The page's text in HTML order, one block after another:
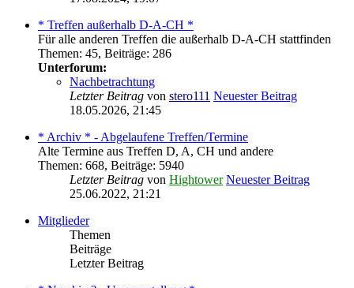
* Treffen außerhalb D-A-CH *
Für alle anderen Treffen die außerhalb D-A-CH stattfinden
Themen: 45, Beiträge: 286
Unterforum:
Nachbetrachtung
Letzter Beitrag von stero111 Neuester Beitrag
18.05.2026, 21:45
* Archiv * - Abgelaufene Treffen/Termine
Alte Termine aus Treffen D, A, CH und andere
Themen: 668, Beiträge: 5940
Letzter Beitrag von Hightower Neuester Beitrag
25.06.2022, 21:21
Mitglieder
Themen
Beiträge
Letzter Beitrag